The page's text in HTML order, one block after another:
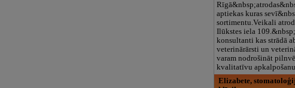
aptiekas kuras
sortimentu.Veikali
Ilūkstes iela
konsultanti kas strādā
veterinārārsti un
varam nodrošināt
kvalitatīvu
Elizabete,